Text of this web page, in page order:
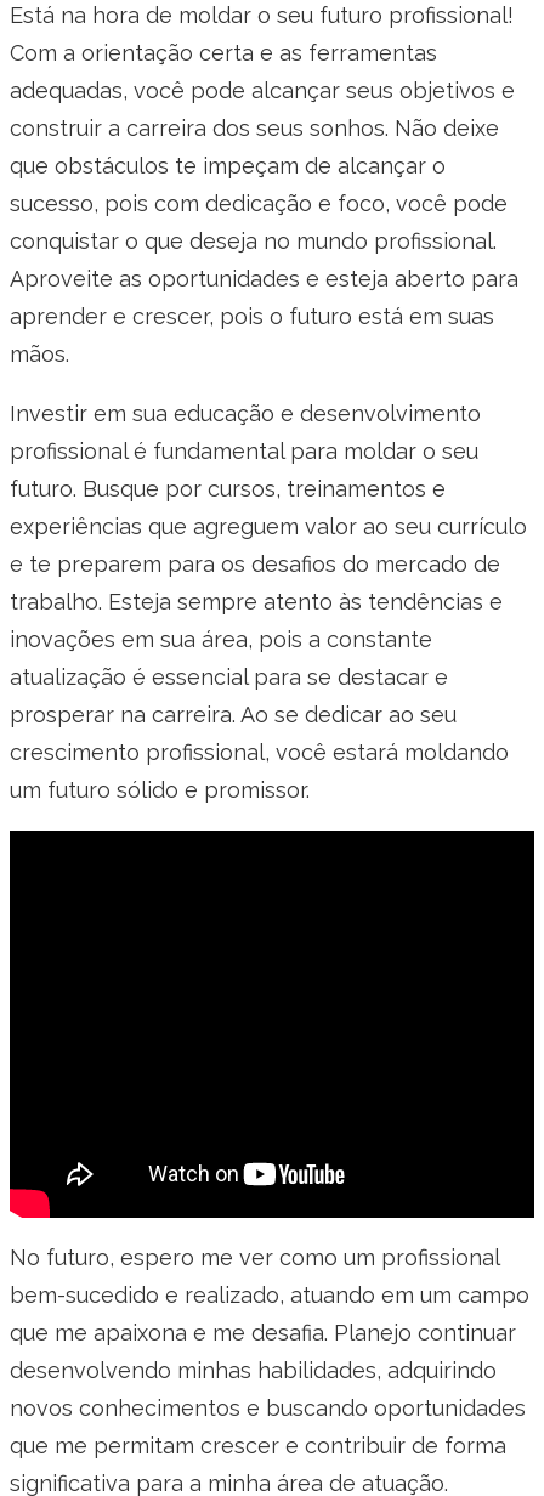
Está na hora de moldar o seu futuro profissional!
Com a orientação certa e as ferramentas
adequadas, você pode alcançar seus objetivos e
construir a carreira dos seus sonhos. Não deixe
que obstáculos te impeçam de alcançar o
sucesso, pois com dedicação e foco, você pode
conquistar o que deseja no mundo profissional.
Aproveite as oportunidades e esteja aberto para
aprender e crescer, pois o futuro está em suas
mãos.
Investir em sua educação e desenvolvimento
profissional é fundamental para moldar o seu
futuro. Busque por cursos, treinamentos e
experiências que agreguem valor ao seu currículo
e te preparem para os desafios do mercado de
trabalho. Esteja sempre atento às tendências e
inovações em sua área, pois a constante
atualização é essencial para se destacar e
prosperar na carreira. Ao se dedicar ao seu
crescimento profissional, você estará moldando
um futuro sólido e promissor.
No futuro, espero me ver como um profissional
bem-sucedido e realizado, atuando em um campo
que me apaixona e me desafia. Planejo continuar
desenvolvendo minhas habilidades, adquirindo
novos conhecimentos e buscando oportunidades
que me permitam crescer e contribuir de forma
significativa para a minha área de atuação.